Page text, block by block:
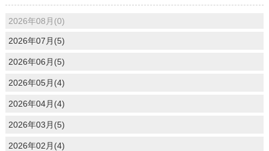
2026年08月(0)
2026年07月(5)
2026年06月(5)
2026年05月(4)
2026年04月(4)
2026年03月(5)
2026年02月(4)